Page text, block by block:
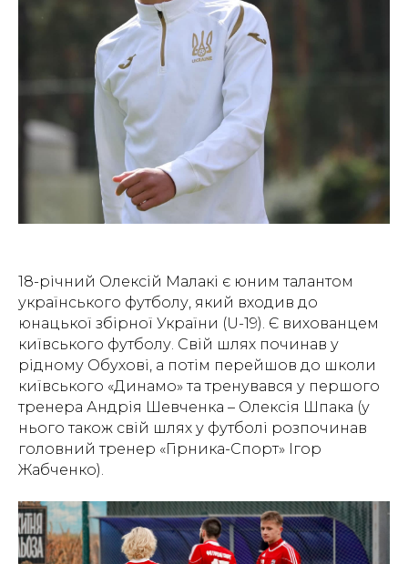
18-річний Олексій Малакі є юним талантом
українського футболу, який входив до
юнацької збірної України (U-19). Є вихованцем
київського футболу. Свій шлях починав у
рідному Обухові, а потім перейшов до школи
київського «Динамо» та тренувався у першого
тренера Андрія Шевченка – Олексія Шпака (у
нього також свій шлях у футболі розпочинав
головний тренер «Гірника-Спорт» Ігор
Жабченко).